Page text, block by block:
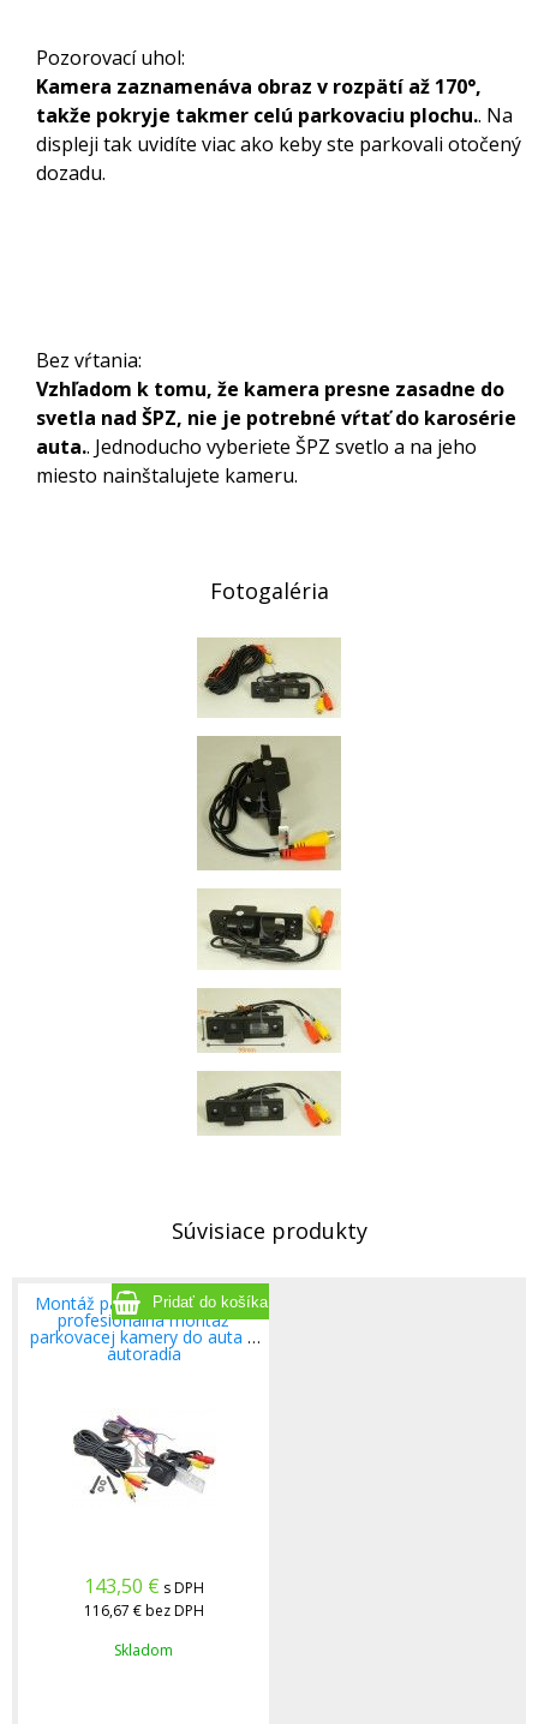
Pozorovací uhol:
Kamera zaznamenáva obraz v rozpätí až 170°,
takže pokryje takmer celú parkovaciu plochu.. Na
displeji tak uvidíte viac ako keby ste parkovali otočený
dozadu.
Bez vŕtania:
Vzhľadom k tomu, že kamera presne zasadne do
svetla nad ŠPZ, nie je potrebné vŕtať do karosérie
auta.. Jednoducho vyberiete ŠPZ svetlo a na jeho
miesto nainštalujete kameru.
Fotogaléria
Súvisiace produkty
Montáž parkovacej kamery,
profesionálna montáž
parkovacej kamery do auta a
autoradia
143,50 € s DPH
116,67 € bez DPH
Skladom